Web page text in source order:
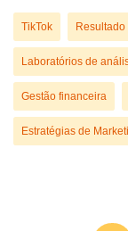
TikTok Resultado
Laboratórios de
Gestão financeira
Estratégias de